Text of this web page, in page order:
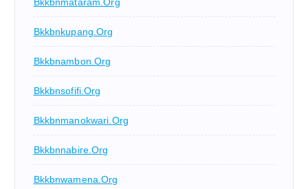
Bkkbnkupang.org
Bkkbnambon.org
Bkkbnsofifi.org
Bkkbnmanokwari.org
Bkkbnnabire.org
Bkkbnwamena.org